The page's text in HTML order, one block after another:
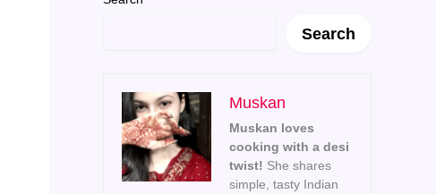
Search
Muskan
Muskan loves
cooking with a desi
twist! She shares
simple, tasty Indian